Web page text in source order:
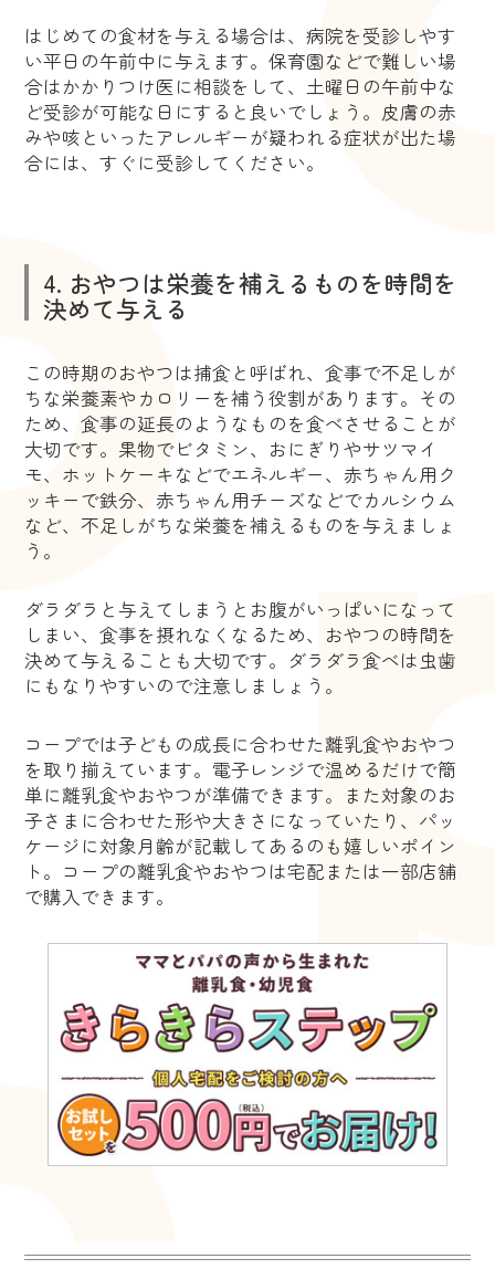
はじめての食材を与える場合は、病院を受診しやす
い平日の午前中に与えます。保育園などで難しい場
合はかかりつけ医に相談をして、土曜日の午前中な
ど受診が可能な日にすると良いでしょう。皮膚の赤
みや咳といったアレルギーが疑われる症状が出た場
合には、すぐに受診してください。
4. おやつは栄養を補えるものを時間を
決めて与える
この時期のおやつは捕食と呼ばれ、食事で不足しが
ちな栄養素やカロリーを補う役割があります。その
ため、食事の延長のようなものを食べさせることが
大切です。果物でビタミン、おにぎりやサツマイ
モ、ホットケーキなどでエネルギー、赤ちゃん用ク
ッキーで鉄分、赤ちゃん用チーズなどでカルシウム
など、不足しがちな栄養を補えるものを与えましょ
う。
ダラダラと与えてしまうとお腹がいっぱいになって
しまい、食事を摂れなくなるため、おやつの時間を
決めて与えることも大切です。ダラダラ食べは虫歯
にもなりやすいので注意しましょう。
コープでは子どもの成長に合わせた離乳食やおやつ
を取り揃えています。電子レンジで温めるだけで簡
単に離乳食やおやつが準備できます。また対象のお
子さまに合わせた形や大きさになっていたり、パッ
ケージに対象月齢が記載してあるのも嬉しいポイン
ト。コープの離乳食やおやつは宅配または一部店舗
で購入できます。